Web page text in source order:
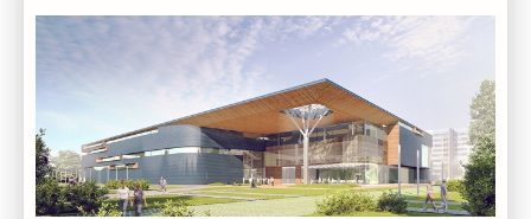
инвест».